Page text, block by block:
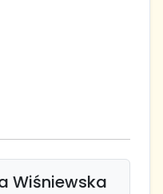
Wiśniewska